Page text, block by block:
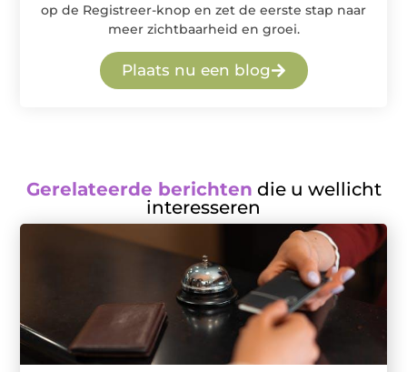
op de Registreer-knop en zet de eerste stap naar
meer zichtbaarheid en groei.
Plaats nu een blog
Gerelateerde berichten die u wellicht
interesseren